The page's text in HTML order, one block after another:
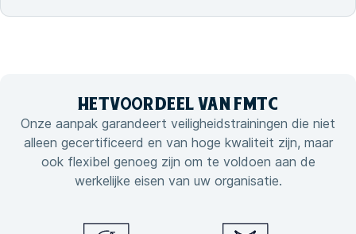
HETVOORDEEL VAN
FMTC
Onze aanpak garandeert veiligheidstrainingen die niet
alleen gecertificeerd en van hoge kwaliteit zijn, maar
ook flexibel genoeg zijn om te voldoen aan de
werkelijke eisen van uw organisatie.